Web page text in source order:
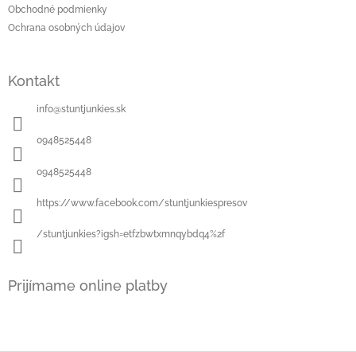
Obchodné podmienky
Ochrana osobných údajov
Kontakt
info@stuntjunkies.sk
0948525448
0948525448
https://www.facebook.com/stuntjunkiespresov
/stuntjunkies?igsh=etfzbwtxmnqybdq4%2f
Prijímame online platby